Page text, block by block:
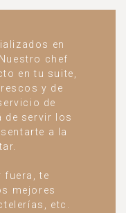
en
chef
en tu suite,
y de
de
de servir los
a la
fuera, te
mejores
etc.